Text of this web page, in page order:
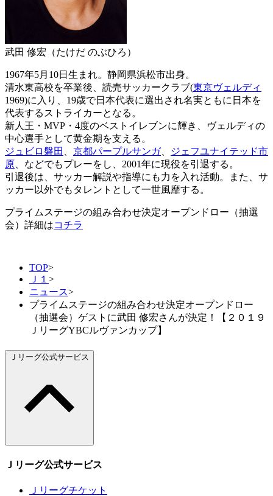
武田 修宏（たけだ のぶひろ）
1967年5月10日生まれ。静岡県浜松市出身。
清水東高校を卒業後、読売サッカークラブ(東京ヴェルディ
1969)に入り、19歳で日本代表に選出され名実ともに日本を
代表するストライカーとなる。
新人王・MVP・4度のベストイレブンに輝き、ヴェルディの
中心選手として黄金期を支える。
ジュビロ磐田
京都パープルサンガ、
ジェフユナイテッド市
原 、などでもプレーをし、2001年に現役を引退する。
引退後は、サッカー解説や指導にも力を入れ活動。また、サ
ッカー以外でもタレントとして一世風靡する。
プライムステージの組み合わせ決定オープンドロー（抽選
会）詳細はコチラ
TOP>
Ｊ１ >
ニュース>
プライムステージの組み合わせ決定オープンドロー
（抽選会）ゲストに武田 修宏さんが決定！【２０１９
ＪリーグYBCルヴァンカップ】
Ｊリーグ公式サービス
Ｊリーグ公式サービス
Ｊリーグチケット